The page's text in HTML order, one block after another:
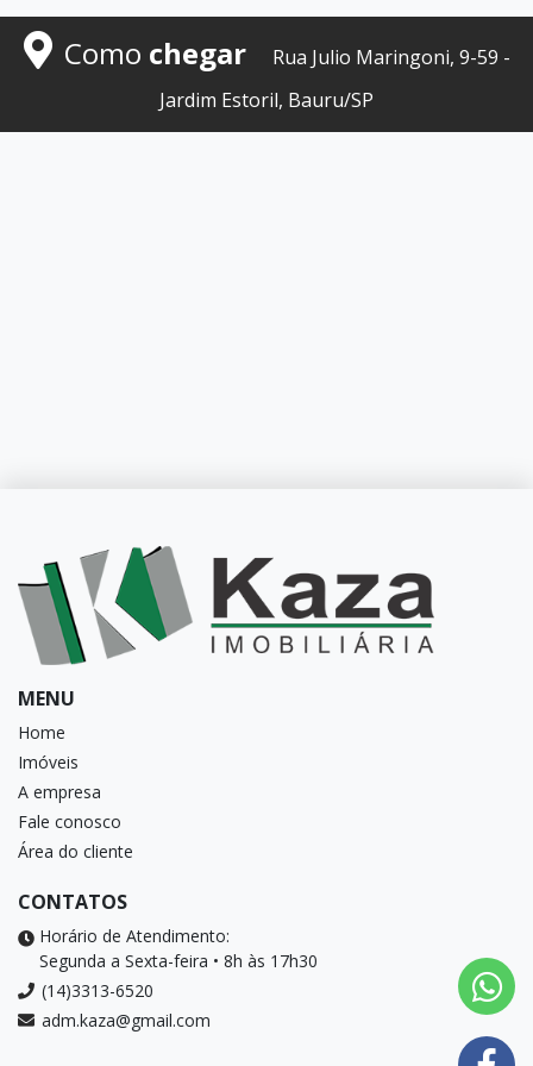
Como chegar
Rua Julio Maringoni, 9-59 -
Jardim Estoril, Bauru/SP
MENU
Home
Imóveis
A empresa
Fale conosco
Área do cliente
CONTATOS
Horário de Atendimento:
Segunda a Sexta-feira • 8h às 17h30
(14)3313-6520
adm.kaza@gmail.com